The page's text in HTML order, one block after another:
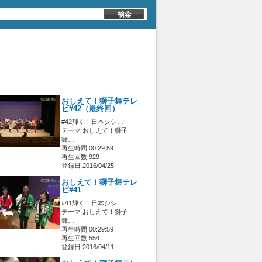
おしえて！獅子舞テレ
ビ#42（最終回）
#42輝く！日本シシ…
テーマ おしえて！獅子
舞…
再生時間 00:29:59
再生回数 929
登録日 2016/04/25
おしえて！獅子舞テレ
ビ#41
#41輝く！日本シシ…
テーマ おしえて！獅子
舞…
再生時間 00:29:59
再生回数 554
登録日 2016/04/11